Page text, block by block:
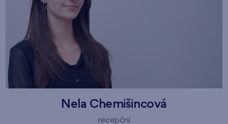
Nela Chemišincová
recepční